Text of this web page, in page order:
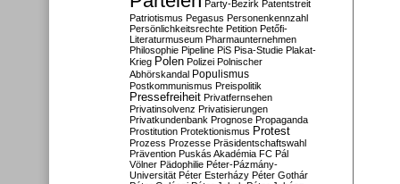
Party-Bezirk Patentstreit
Patriotismus Pegasus Personenkennzahl
Persönlichkeitsrechte Petition Petőfi-
Literaturmuseum Pharmaunternehmen
Philosophie Pipeline PiS Pisa-Studie Plakat-
Krieg Polen Polizei Polnischer
Abhörskandal Populismus
Postkommunismus Preispolitik
Pressefreiheit Privatfernsehen
Privatinsolvenz Privatisierungen
Privatkundenbank Prognose Propaganda
Prostitution Protektionismus Protest
Prozess Prozesse Präsidentschaftswahl
Prävention Puskás Akadémia FC Pál
Völner Pädophilie Péter-Pázmány-
Universität Péter Esterházy Péter Gothár